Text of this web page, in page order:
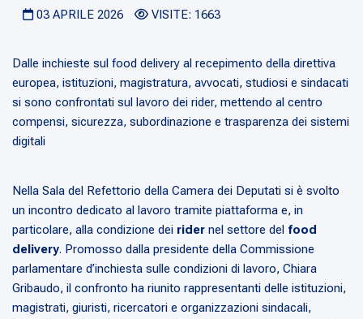
03 APRILE 2026 VISITE: 1663
Dalle inchieste sul food delivery al recepimento della direttiva
europea, istituzioni, magistratura, avvocati, studiosi e sindacati
si sono confrontati sul lavoro dei rider, mettendo al centro
compensi, sicurezza, subordinazione e trasparenza dei sistemi
digitali
Nella Sala del Refettorio della Camera dei Deputati si è svolto
un incontro dedicato al lavoro tramite piattaforma e, in
particolare, alla condizione dei rider nel settore del food
delivery. Promosso dalla presidente della Commissione
parlamentare d’inchiesta sulle condizioni di lavoro, Chiara
Gribaudo, il confronto ha riunito rappresentanti delle istituzioni,
magistrati, giuristi, ricercatori e organizzazioni sindacali,